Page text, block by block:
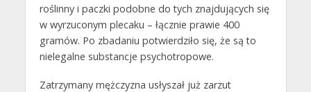
roślinny i paczki podobne do tych znajdujących się
w wyrzuconym plecaku – łącznie prawie 400
gramów. Po zbadaniu potwierdziło się, że są to
nielegalne substancje psychotropowe.
Zatrzymany mężczyzna usłyszał już zarzut